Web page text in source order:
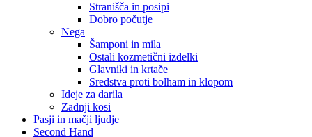
Stranišča in posipi
Dobro počutje
Nega
Šamponi in mila
Ostali kozmetični izdelki
Glavniki in krtače
Sredstva proti bolham in klopom
Ideje za darila
Zadnji kosi
Pasji in mačji ljudje
Second Hand